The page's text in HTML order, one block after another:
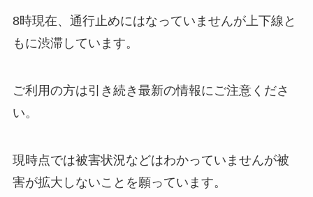
8時現在、通行止めにはなっていませんが上下線と
もに渋滞しています。
ご利用の方は引き続き最新の情報にご注意くださ
い。
現時点では被害状況などはわかっていませんが被
害が拡大しないことを願っています。